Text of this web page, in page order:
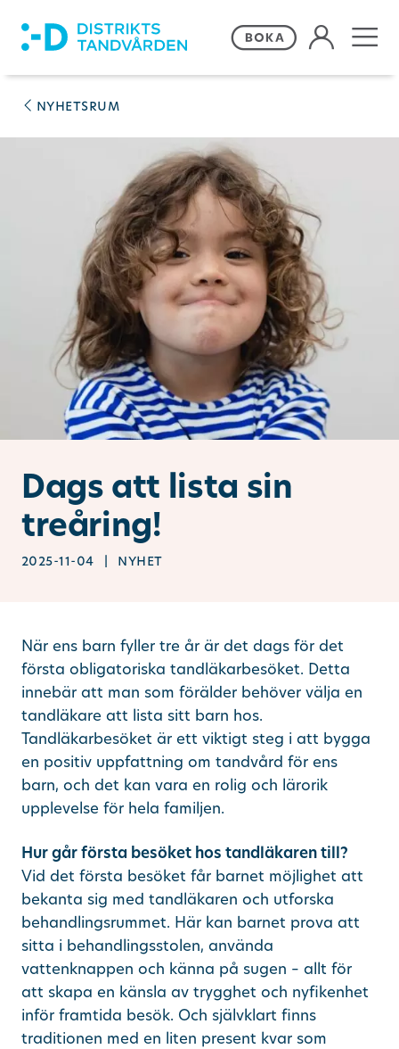
Våra behandlingar
Frågor och svar
Priser och erbjudanden
Om Distriktstandvården
Kontakta oss
Remiss
Ändra/avboka tid
Sök
other languages
Dags att lista sin
treåring!
2025-11-04 | nyhet
nyhetsrum
När ens barn fyller tre år är det dags för det
första obligatoriska tandläkarbesöket. Detta
innebär att man som förälder behöver välja en
tandläkare att lista sitt barn hos.
Tandläkarbesöket är ett viktigt steg i att bygga
en positiv uppfattning om tandvård för ens
barn, och det kan vara en rolig och lärorik
upplevelse för hela familjen.
Hur går första besöket hos tandläkaren till?
Vid det första besöket får barnet möjlighet att
bekanta sig med tandläkaren och utforska
behandlingsrummet. Här kan barnet prova att
sitta i behandlingsstolen, använda
vattenknappen och känna på sugen – allt för
att skapa en känsla av trygghet och nyfikenhet
inför framtida besök. Och självklart finns
traditionen med en liten present kvar som